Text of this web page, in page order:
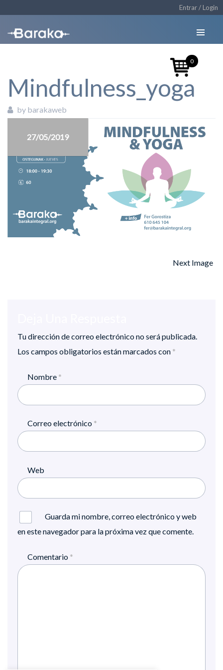
Entrar / Login
Mindfulness_yoga
by barakaweb
27/05/2019
Next Image
Tu dirección de correo electrónico no será publicada.
Los campos obligatorios están marcados con *
Nombre *
Correo electrónico *
Web
Guarda mi nombre, correo electrónico y web
en este navegador para la próxima vez que comente.
Comentario *
0